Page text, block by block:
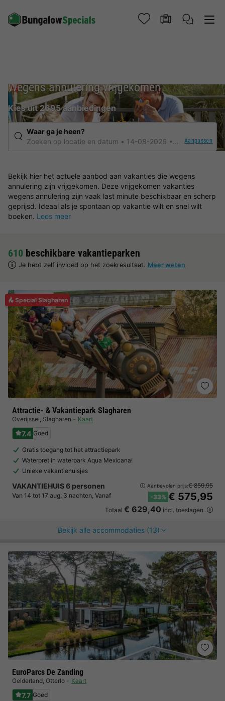
Wegens annulering vrijgekomen
Kies uit 2695 aanbiedingen
Waar ga je heen?
Zoeken op locatie en datum
14-08-2026 ElkeAanpassen
Bekijk hier het actuele aanbod aan vakanties die wegens
annulering zijn vrijgekomen. Deze vrijgekomen vakanties
wegens annulering zijn vaak last minute beschikbaar en scherp
geprijsd. Ideaal als je spontaan op vakantie wilt en snel wilt
boeken. Lees meer
610 beschikbare vakantieparken
Je hebt zelf invloed op het zoekresultaat. Meer weten
Special Slagharen
Attractie- & Vakantiepark Slagharen
Overijssel, Slagharen Kaart
7.4 Goed
Gratis toegang tot het attractiepark
Waterpret in waterpark Aqua Mexicana!
Unieke vakantiehuisjes
VAKANTIEHUIS 6 personen
Van 14 tot 17 aug, 3 nachten, Vanaf
Aanbevolen prijs:€ 859,95
-33% € 575,95
Totaal € 629,40 incl. toeslagen
Bekijk alle accommodaties (13)
EuroParcs De Zanding
Gelderland, Otterlo Kaart
7.7 Goed